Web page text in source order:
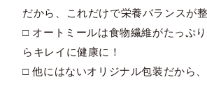
だから、これだけで栄養バランスが整
□ オートミールは食物繊維がたっぷ
らキレイに健康に！
□ 他にはないオリジナル包装だから、